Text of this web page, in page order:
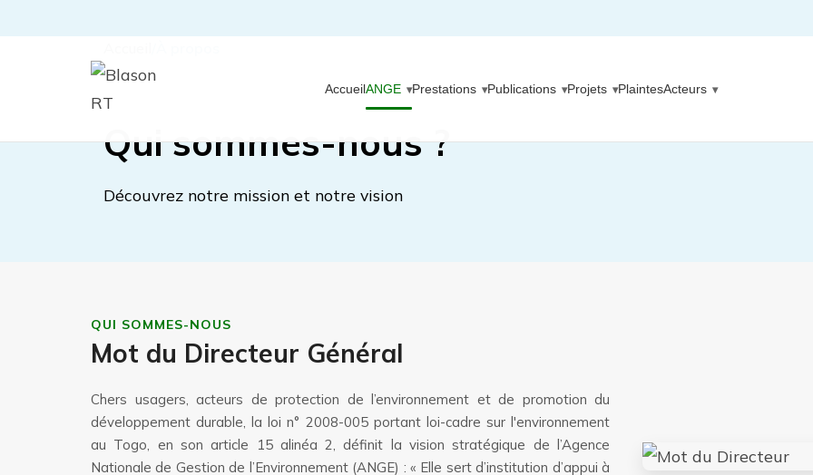
AccueilANGE Prestations Publications Projets PlaintesActeurs
Qui sommes-nous ?
Découvrez notre mission et notre vision
QUI SOMMES-NOUS
Mot du Directeur Général
Chers usagers, acteurs de protection de l’environnement et de promotion du
développement durable, la loi n° 2008-005 portant loi-cadre sur l'environnement
au Togo, en son article 15 alinéa 2, définit la vision stratégique de l’Agence
Nationale de Gestion de l’Environnement (ANGE) : « Elle sert d’institution d’appui à